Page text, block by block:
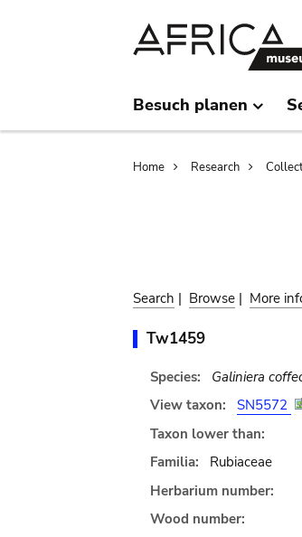
Besuch planen
Home Research
Search | Browse | More
Tw1459
Species: Galiniera
View taxon:
SN5572
Taxon lower than:
Familia:
Rubiaceae
Herbarium number:
Wood number: